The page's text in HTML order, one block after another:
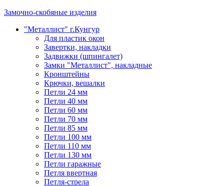
Замочно-скобяные изделия
"Металлист" г.Кунгур
Для пластик окон
Завертки, накладки
Задвижки (шпингалет)
Замки "Металлист", накладные
Кронштейны
Крючки, вешалки
Петли 24 мм
Петли 40 мм
Петли 60 мм
Петли 70 мм
Петли 85 мм
Петли 100 мм
Петли 110 мм
Петли 130 мм
Петли гаражные
Петля ввертная
Петля-стрела